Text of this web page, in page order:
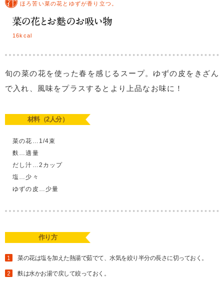
ほろ苦い菜の花とゆずが香り立つ。
16kcal
旬の菜の花を使った春を感じるスープ。ゆずの皮をきざん
で入れ、風味をプラスするとより上品なお味に！
材料（2人分）
菜の花…1/4束
麩…適量
だし汁…2カップ
塩…少々
ゆずの皮…少量
作り方
菜の花は塩を加えた熱湯で茹でて、水気を絞り半分の長さに切っておく。
麩は水かお湯で戻して絞っておく。